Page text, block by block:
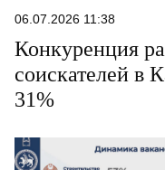
06.07.2026 11:38
Конкуренция
соискателей в
31%